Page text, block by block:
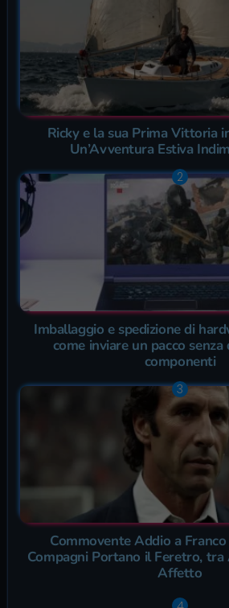
Ricky e la sua Prima Vittoria
Un’Avventura Estiva
Imballaggio e spedizione di
come inviare un pacco senza
componenti
Commovente Addio a Franco
Compagni Portano il Feretro, tra
Affetto